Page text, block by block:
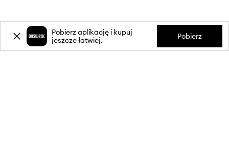
O NAS
Pobierz aplikację i kupuj
jeszcze łatwiej.
Pobierz